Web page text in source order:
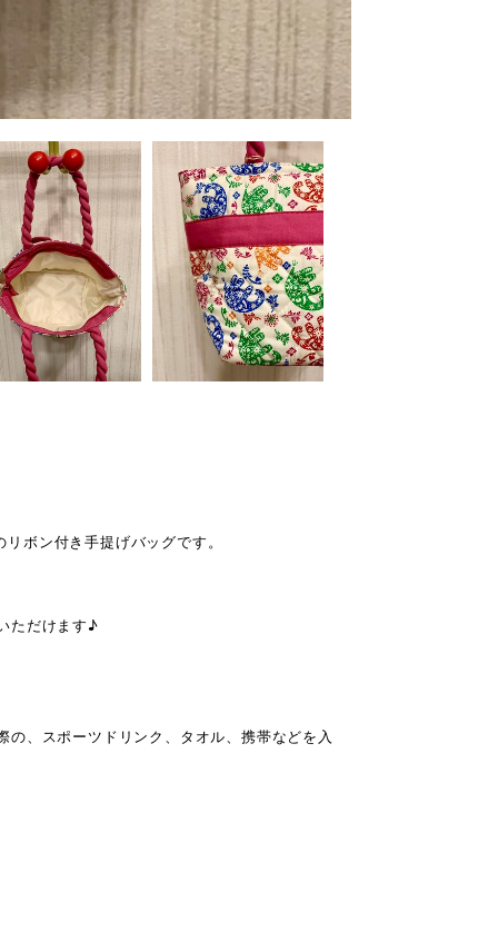
ボン付き手提げバッグです。
ただけます♪
、スポーツドリンク、タオル、携帯などを入